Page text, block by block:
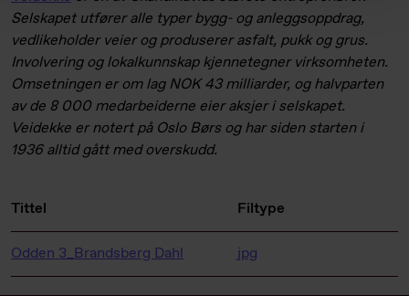
Selskapet utfører alle typer bygg- og anleggsoppdrag,
vedlikeholder veier og produserer asfalt, pukk og grus.
Involvering og lokalkunnskap kjennetegner virksomheten.
Omsetningen er om lag NOK 43 milliarder, og halvparten
av de 8 000 medarbeiderne eier aksjer i selskapet.
Veidekke er notert på Oslo Børs og har siden starten i
1936 alltid gått med overskudd.
Tittel Filtype
Odden 3_Brandsberg Dahl jpg